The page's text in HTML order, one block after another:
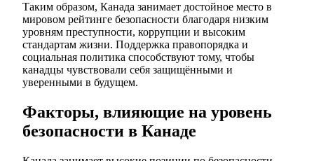
Таким образом, Канада занимает достойное место в
мировом рейтинге безопасности благодаря низким
уровням преступности, коррупции и высоким
стандартам жизни. Поддержка правопорядка и
социальная политика способствуют тому, чтобы
канадцы чувствовали себя защищёнными и
уверенными в будущем.
Факторы, влияющие на уровень
безопасности в Канаде